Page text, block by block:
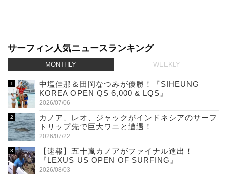
サーフィン人気ニュースランキング
MONTHLY WEEKLY
中塩佳那＆田岡なつみが優勝！『SIHEUNG
KOREA OPEN QS 6,000 & LQS』
2026/07/06
カノア、レオ、ジャックがインドネシアのサーフ
トリップ先で巨大ワニと遭遇！
2026/07/22
【速報】五十嵐カノアがファイナル進出！
『LEXUS US OPEN OF SURFING』
2026/08/03